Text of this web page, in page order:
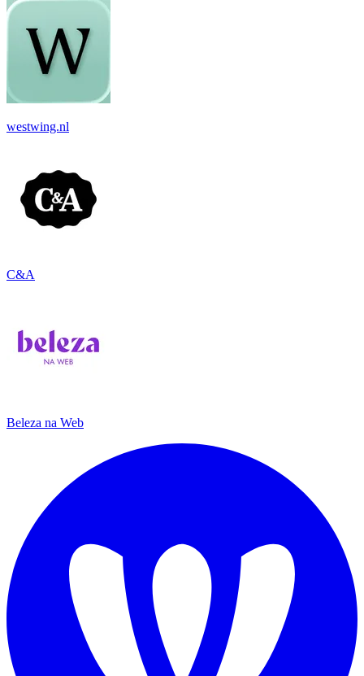
westwing.nl
C&A
Beleza na Web